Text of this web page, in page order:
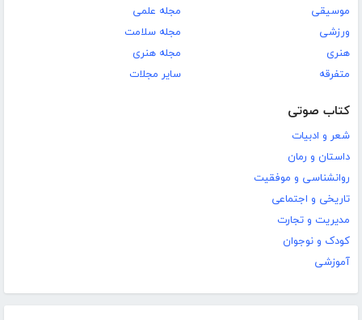
موسیقی
ورزشی
هنری
متفرقه
مجله علمی
مجله سلامت
مجله هنری
سایر مجلات
کتاب صوتی
شعر و ادبیات
داستان و رمان
روانشناسی و موفقیت
تاریخی و اجتماعی
مدیریت و تجارت
کودک و نوجوان
آموزشی